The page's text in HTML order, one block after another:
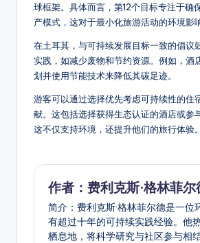
球框架。具体而言，第12个目标专注于确
产模式，这对于最小化旅游活动的环境影
在土耳其，与可持续发展目标一致的倡议
实践，如减少废物和节约资源。例如，酒
划并使用节能技术来降低其碳足迹。
游客可以通过选择优先考虑可持续性的住
献。这包括选择获得生态认证的酒店或参
这不仅支持环境，还提升他们的旅行体验。
作者：费利克斯·格林菲尔
简介：费利克斯·格林菲尔德是一位
有超过十年的可持续实践经验。他
栖息地，将科学研究与社区参与相